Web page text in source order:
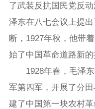
了武装反抗国民党反
泽东在八七会议上提
断，1927年秋，他带
始了中国革命道路新的
1928年春，毛泽东
军第四军，开展了分
建了中国第一块农村